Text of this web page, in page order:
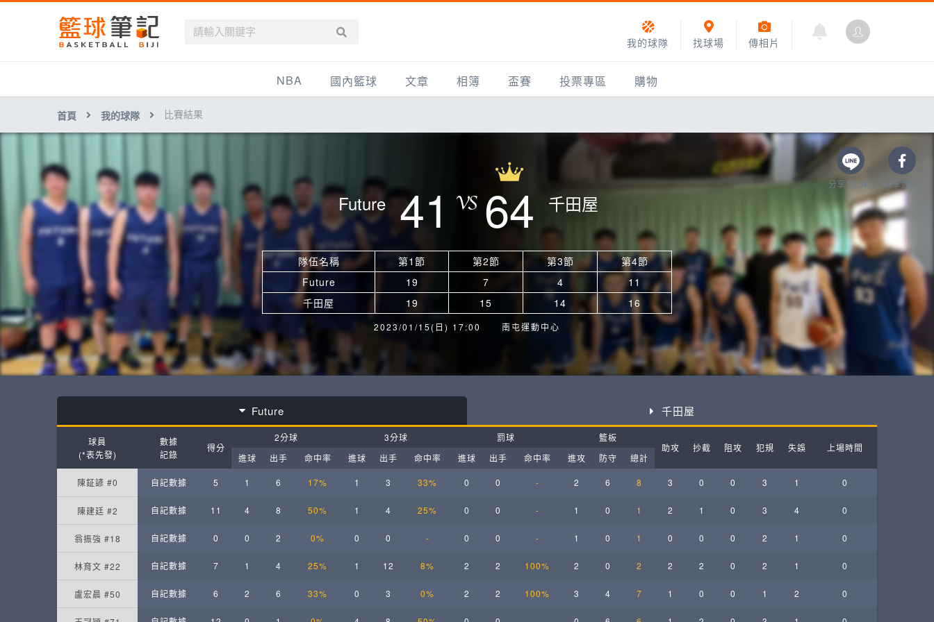
傳相片
找球場
我的球隊
NBA
賽程
戰績排名
球隊資訊
國內籃球
UBA
HBL
文章
產品活動
知識分享
球鞋開箱
主打專題
相簿 盃賽
TYGS籃球聯盟
SCBL 三重康克斯籃球聯盟
SHUBL世新籃球聯盟
SBC輔大超級盃
ELITE週日籃球聯盟
三重女子籃球聯盟
TBSL高中乙組小聯盟
淡水豆花聯盟
EMPOWER引爆運動訓練
月見山Max League
Rise Basketball League
屏東國民聯盟
ELITE週日籃球聯盟-中壢場
投票專區 購物
首頁 我的球隊 比賽結果
分享到LINE 分享到FB
Future 41 64 千田屋
隊伍名稱 第1節 第2節 第3節
第4節
Future
19 7 4
11
千田屋
19 15 14 16
2023/01/15(日) 17:00 南屯運動中心
Future 千田屋
球員
(*表先發)
數據
記錄
得分
2分球 3分球 罰球
籃板
助攻
抄截 阻攻 犯規 失誤
上場時間
進球
出手 命中率 進球 出手 命中率 進球 出手 命中率 進攻 防守 總計
陳鉦諺 #0 自記數據 5 1 6 17% 1 3 33% 0 0 - 2 6 8 3 0 0 3 1 0
陳建廷 #2 自記數據 11 4 8 50% 1 4 25% 0 0 - 1 0 1 2 1 0 3 4 0
翁振強 #18 自記數據 0 0 2 0% 0 0 - 0 0 - 1 0 1 0 0 0 2 1 0
林育文 #22 自記數據 7 1 4 25% 1 12 8% 2 2 100% 2 0 2 2 2 0 2 1 0
盧宏晨 #50 自記數據 6 2 6 33% 0 3 0% 2 2 100% 3 4 7 1 0 0 1 2 0